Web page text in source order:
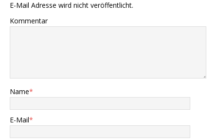
E-Mail Adresse wird nicht veröffentlicht.
Kommentar
Name*
E-Mail*